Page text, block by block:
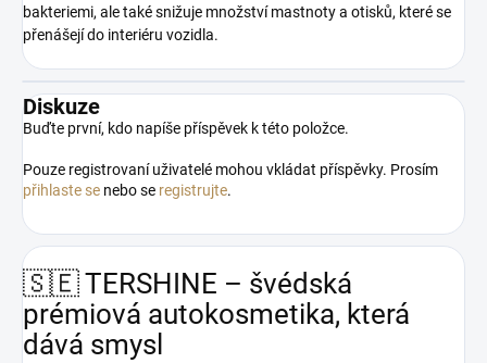
bakteriemi, ale také snižuje množství mastnoty a otisků, které se
přenášejí do interiéru vozidla.
Diskuze
Buďte první, kdo napíše příspěvek k této položce.
Pouze registrovaní uživatelé mohou vkládat příspěvky. Prosím
přihlaste se nebo se registrujte.
🇸🇪 TERSHINE – švédská
prémiová autokosmetika, která
dává smysl